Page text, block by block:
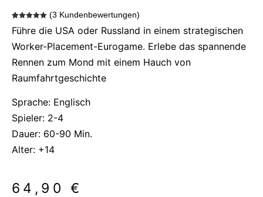
mit5.00
basierend
auf
(3 Kundenbewertungen)
Führe die USA oder Russland in einem strategischen
Worker-Placement-Eurogame. Erlebe das spannende
Rennen zum Mond mit einem Hauch von
Raumfahrtgeschichte
Sprache: Englisch
Spieler: 2-4
Dauer: 60-90 Min.
Alter: +14
64,90€